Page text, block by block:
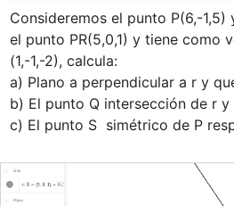
Consideremos el punto P(6,-
el punto PR(5,0,1) y tiene como
(1,-1,-2), calcula:
a) Plano a perpendicular a r y
b) El punto Q intersección de r y
c) El punto S  simétrico de P